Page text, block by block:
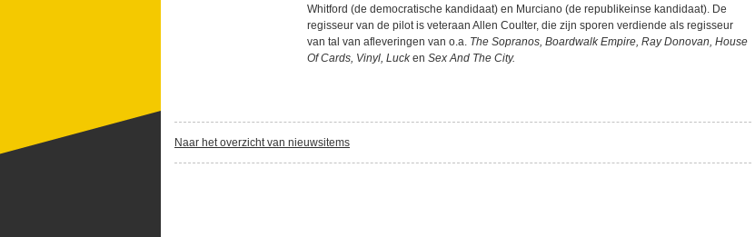
Whitford (de democratische kandidaat) en Murciano (de republikeinse kandidaat). De
regisseur van de pilot is veteraan Allen Coulter, die zijn sporen verdiende als regisseur
van tal van afleveringen van o.a. The Sopranos, Boardwalk Empire, Ray Donovan, House
Of Cards, Vinyl, Lucken Sex And The City.
Naar het overzicht van nieuwsitems